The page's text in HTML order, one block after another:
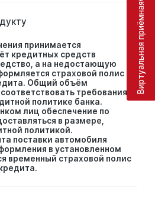
принимается
кредитных средств
а на недостающую
страховой полис от
Общий объём
требованиям,
политике банка.
лиц обеспечение по
в размере,
политикой.
поставки автомобиля
в установленном
временный страховой полис
Виртуальная приёмная